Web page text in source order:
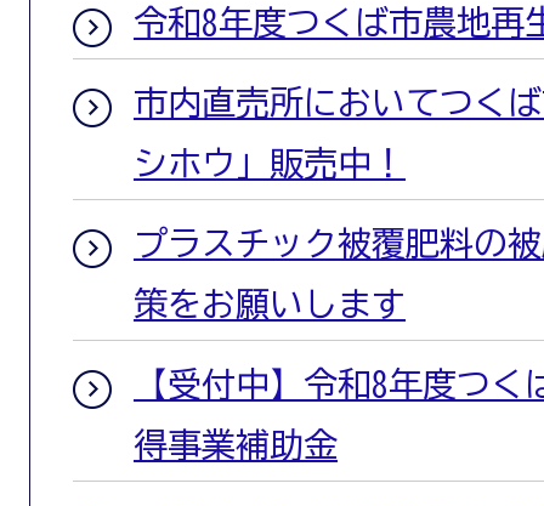
令和8年度つくば市農地再
市内直売所においてつく
シホウ」販売中！
プラスチック被覆肥料の
策をお願いします
【受付中】令和8年度つく
得事業補助金